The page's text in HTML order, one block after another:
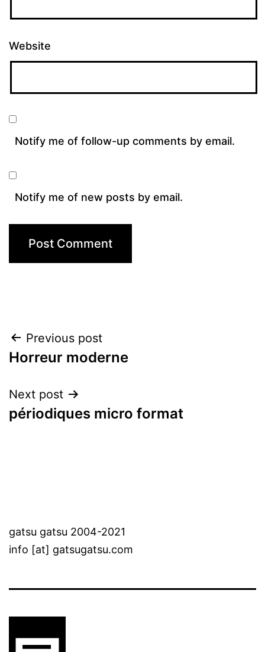
Website
Notify me of follow-up comments by email.
Notify me of new posts by email.
Post
navigation
Previous post
Horreur moderne
Next post
périodiques micro format
gatsu gatsu 2004-2021
info [at] gatsugatsu.com